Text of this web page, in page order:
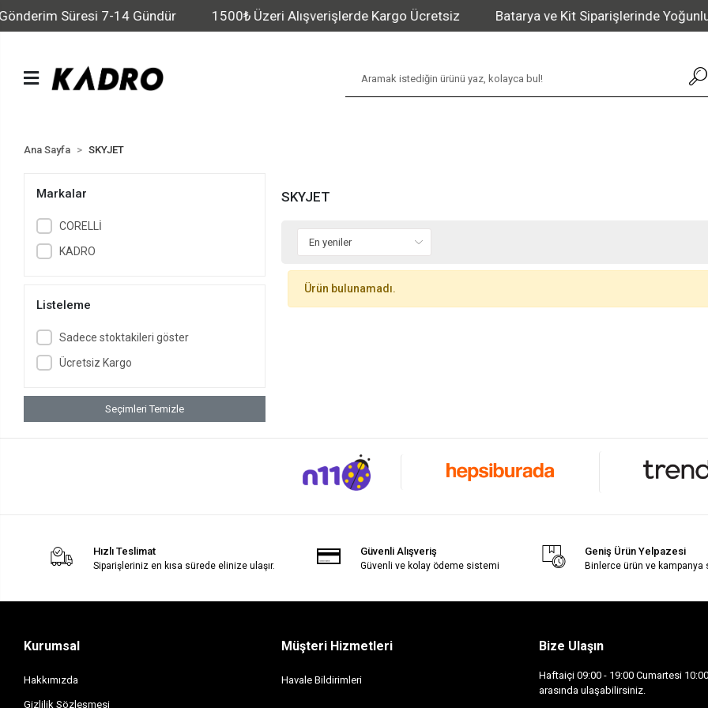
Süresi 7-14 Gündür 1500₺ Üzeri Alışverişlerde Kargo Ücretsiz Batarya ve Kit Siparişlerinde
Ana Sayfa SKYJET
Markalar
CORELLİ
KADRO
Listeleme
Sadece stoktakileri göster
Ücretsiz Kargo
Seçimleri Temizle
SKYJET
Ürün bulunamadı.
Hızlı Teslimat
Siparişleriniz en kısa sürede elinize ulaşır.
Güvenli Alışveriş
Güvenli ve kolay ödeme sistemi
Geniş Ürün Yelpazesi
Binlerce ürün ve kampanya
Kurumsal
Hakkımızda
Gizlilik Sözleşmesi
Müşteri Hizmetleri
Havale Bildirimleri
Bize Ulaşın
Haftaiçi 09:00 - 19:00 Cumartesi
arasında ulaşabilirsiniz.